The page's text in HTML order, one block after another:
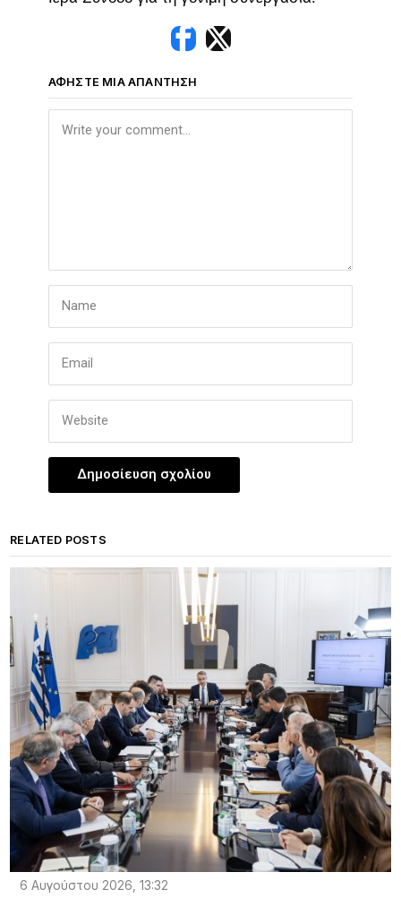
ΑΦΉΣΤΕ ΜΙΑ ΑΠΆΝΤΗΣΗ
RELATED POSTS
6 Αυγούστου 2026, 13:32